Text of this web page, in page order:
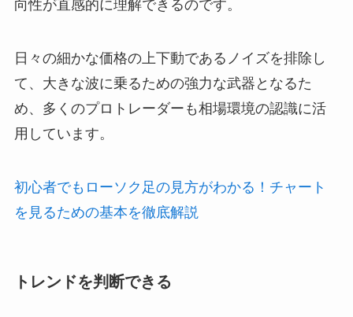
向性が直感的に理解できるのです。
日々の細かな価格の上下動であるノイズを排除し
て、大きな波に乗るための強力な武器となるた
め、多くのプロトレーダーも相場環境の認識に活
用しています。
初心者でもローソク足の見方がわかる！チャート
を見るための基本を徹底解説
トレンドを判断できる